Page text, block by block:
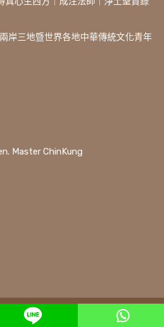
岸三地暨世界各地中華傳統文化青年
Master ChinKung
© All Rights Reserved